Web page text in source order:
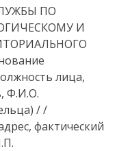
ПО
И
лица,
Ф.И.О.
/ /
фактический